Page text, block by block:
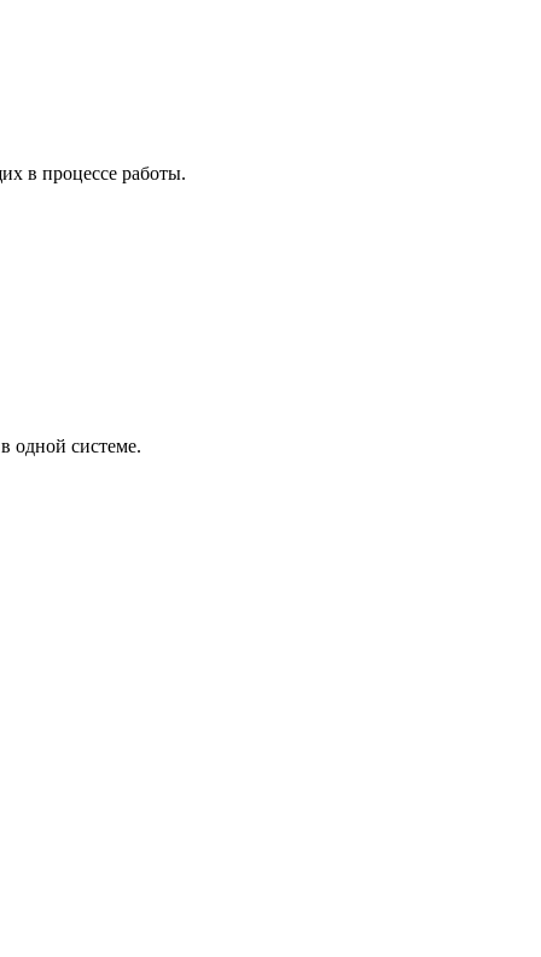
в процессе работы.
одной системе.